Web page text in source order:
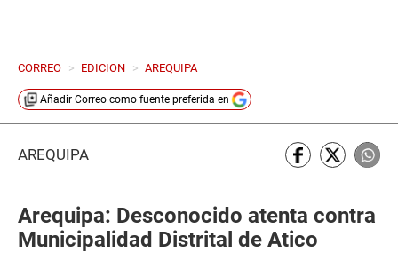
CORREO > EDICION > AREQUIPA
Añadir Correo como fuente preferida en
AREQUIPA
Arequipa: Desconocido atenta contra
Municipalidad Distrital de Atico